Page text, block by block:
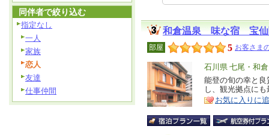
和倉温泉 味な宿 宝仙
部屋 5 お客さま
エ
リ
ア
石川県 七尾・和
特
徴
能登の旬の幸と
し、観光拠点に
お気に入りに
同伴者で絞り込む
指定なし
一人
家族
恋人
友達
仕事仲間